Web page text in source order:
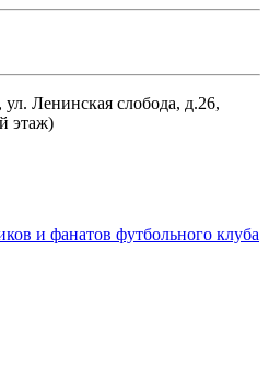
Ленинская слобода, д.26,
этаж)